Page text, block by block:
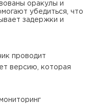
оракулы и
убедиться, что
задержки и
проводит
версию, которая